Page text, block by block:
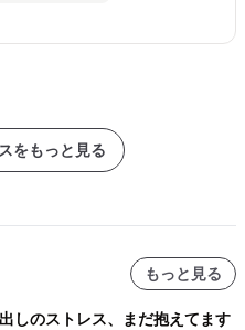
をもっと見る
もっと見る
しのストレス、まだ抱えてます